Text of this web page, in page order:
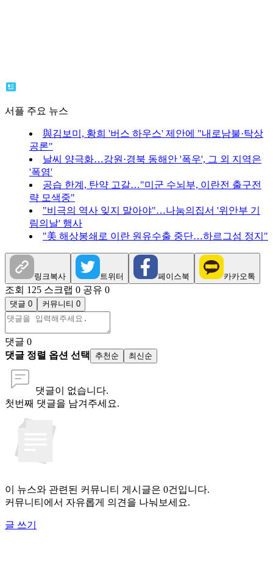
서플 주요 뉴스
與김보미, 황희 '버스 하우스' 제안에 "내로남불·탁상
공론"
날씨 양극화…강원·경북 동해안 '폭우', 그 외 지역은
'폭염'
공습 한계, 탄약 고갈…"미군 수뇌부, 이란전 출구전
략 모색중"
"비극의 역사 잊지 말아야"…나눔의집서 '위안부 기
림의날' 행사
"美 해상봉쇄로 이란 원유수출 중단…하르그섬 정지"
링크복사 트위터 페이스북 카카오톡
조회 125 스크랩 0 공유 0
댓글 0 커뮤니티 0
댓글 0
댓글 정렬 옵션 선택
추천순 최신순
댓글이 없습니다.
첫번째 댓글을 남겨주세요.
이 뉴스와 관련된 커뮤니티 게시글은 0건입니다.
커뮤니티에서 자유롭게 의견을 나눠보세요.
글 쓰기